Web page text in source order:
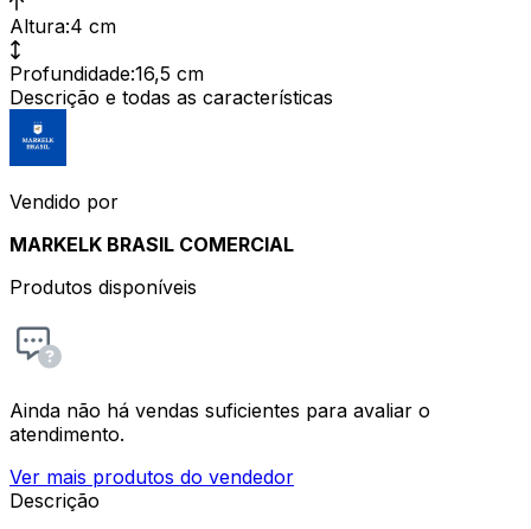
Altura:4 cm
Profundidade:16,5 cm
Descrição e todas as características
Vendido por
MARKELK BRASIL COMERCIAL
Produtos disponíveis
Ainda não há vendas suficientes para avaliar o
atendimento.
Ver mais produtos do vendedor
Descrição